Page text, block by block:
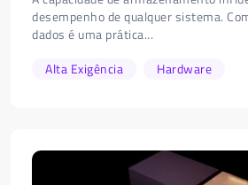
desempenho de qualquer sistema.
dados é uma prática...
Alta Exigência
Hardware